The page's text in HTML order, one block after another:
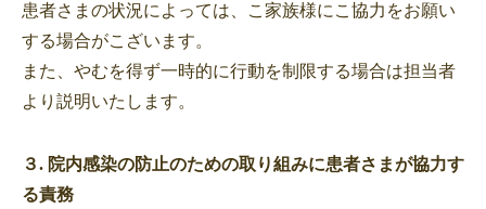
患者さまの状況によっては、こ家族様にこ協力をお願い
する場合がこざいます。
また、やむを得ず一時的に行動を制限する場合は担当者
より説明いたします。
３. 院内感染の防止のための取り組みに患者さまが協力す
る責務